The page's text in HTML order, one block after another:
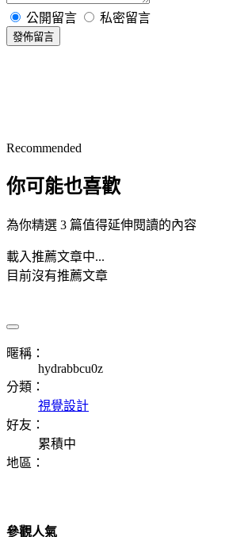
公開留言 私密留言
發佈留言
Recommended
你可能也喜歡
為你精選 3 篇值得延伸閱讀的內容
載入推薦文章中...
目前沒有推薦文章
暱稱：
hydrabbcu0z
分類：
視覺設計
好友：
累積中
地區：
參觀人氣